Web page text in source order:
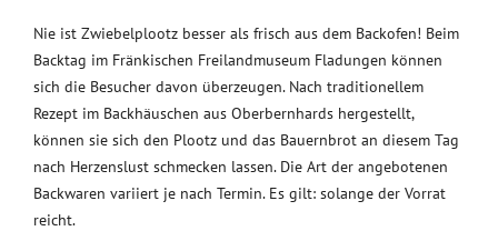
Nie ist Zwiebelplootz besser als frisch aus dem Backofen! Beim
Backtag im Fränkischen Freilandmuseum Fladungen können
sich die Besucher davon überzeugen. Nach traditionellem
Rezept im Backhäuschen aus Oberbernhards hergestellt,
können sie sich den Plootz und das Bauernbrot an diesem Tag
nach Herzenslust schmecken lassen. Die Art der angebotenen
Backwaren variiert je nach Termin. Es gilt: solange der Vorrat
reicht.